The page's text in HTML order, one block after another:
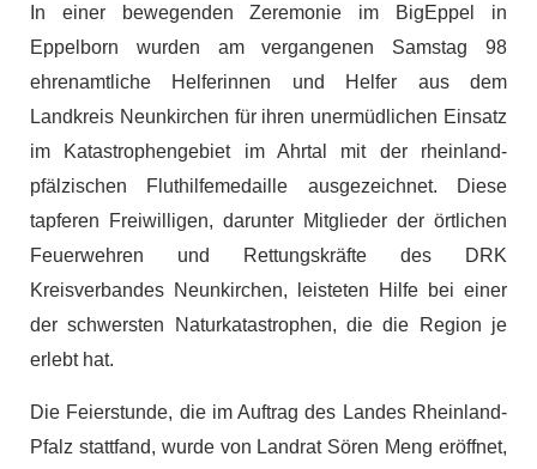
In einer bewegenden Zeremonie im BigEppel in
Eppelborn wurden am vergangenen Samstag 98
ehrenamtliche Helferinnen und Helfer aus dem
Landkreis Neunkirchen für ihren unermüdlichen Einsatz
im Katastrophengebiet im Ahrtal mit der rheinland-
pfälzischen Fluthilfemedaille ausgezeichnet. Diese
tapferen Freiwilligen, darunter Mitglieder der örtlichen
Feuerwehren und Rettungskräfte des DRK
Kreisverbandes Neunkirchen, leisteten Hilfe bei einer
der schwersten Naturkatastrophen, die die Region je
erlebt hat.
Die Feierstunde, die im Auftrag des Landes Rheinland-
Pfalz stattfand, wurde von Landrat Sören Meng eröffnet,